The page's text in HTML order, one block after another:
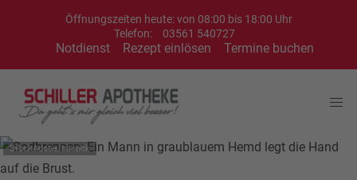
Öffnungszeiten heute: von 08:00 bis 18:00 Uhr
Telefon:
03561 540727
Notdienst Rezept einlösen Termine buchen
StockAdobe/hanack